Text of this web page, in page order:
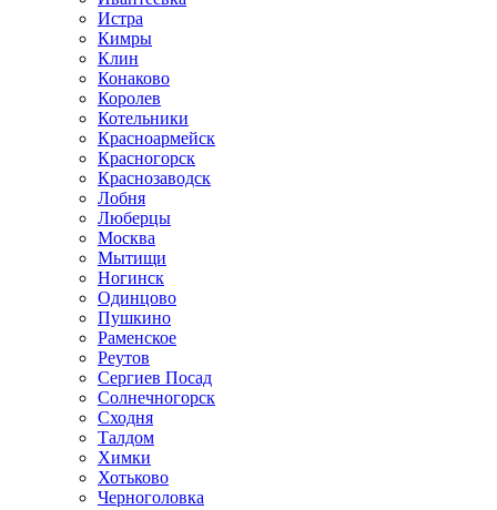
Истра
Кимры
Клин
Конаково
Королев
Котельники
Красноармейск
Красногорск
Краснозаводск
Лобня
Люберцы
Москва
Мытищи
Ногинск
Одинцово
Пушкино
Раменское
Реутов
Сергиев Посад
Солнечногорск
Сходня
Талдом
Химки
Хотьково
Черноголовка